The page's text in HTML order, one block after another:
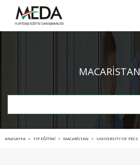
MACARİSTAN
ANASAYFA > TIP EĞİTİMİ > MACARİSTAN > UNIVERSITY OF PECS